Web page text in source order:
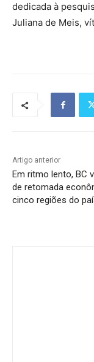
dedicada à
Juliana de Meis,
Artigo anterior
Em ritmo lento, BC
de retomada
cinco regiões do